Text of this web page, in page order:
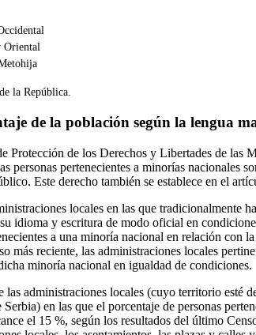
Oriental
la República.
de la población según la lengua
Protección de los Derechos y Libertades de las
personas pertenecientes a minorías nacionales
Este derecho también se establece en el
locales en las que tradicionalmente
idioma y escritura de modo oficial en
a una minoría nacional en relación con
más reciente, las administraciones locales
minoría nacional en igualdad de condiciones.
las administraciones locales (cuyo territorio esté
en las que el porcentaje de personas
el 15 %, según los resultados del último